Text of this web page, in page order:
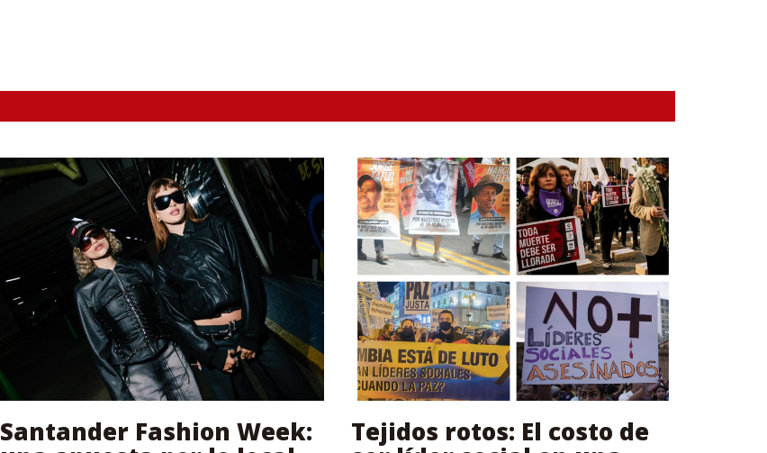
Santander Fashion Week: Tejidos rotos: El costo de